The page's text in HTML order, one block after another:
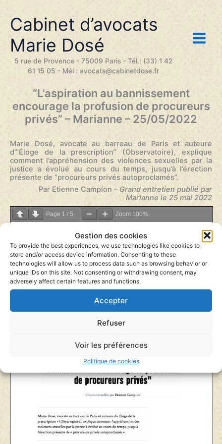
Gestion des cookies
To provide the best experiences, we use technologies like cookies to
store and/or access device information. Consenting to these
technologies will allow us to process data such as browsing behavior or
unique IDs on this site. Not consenting or withdrawing consent, may
adversely affect certain features and functions.
Accepter
Refuser
Voir les préférences
Politique de cookies
contenu
Cabinet d’avocats
Marie Dosé
5 rue de Provence - 75009 Paris - Tél.: (33) 1 42
61 15 05 - Mél : avocats@cabinetdose.fr
“L’aspiration au bannissement
encourage la profusion de procureurs
privés” – Marianne – 25/05/2022
Marie Dosé, avocate au barreau de Paris et auteure
d'”Éloge de la prescription” (Observatoire), explique
comment l’appréhension des violences sexuelles par la
justice a évolué au cours du temps, jusqu’à l’érection
présente de “procureurs privés autoproclamés”.
Par Etienne Campion – Grand entretien publié par
Marianne le 25 mai 2022
Page 1 / 5 Zoom 100%